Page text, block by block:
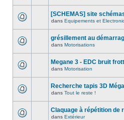
[SCHEMAS] site
dans Equipements et
grésillement au
dans Motorisations
Megane 3 - EDC bruit
dans Motorisation
Recherche tapis 3D
dans Tout le reste !
Claquage à répétition de
dans Extérieur